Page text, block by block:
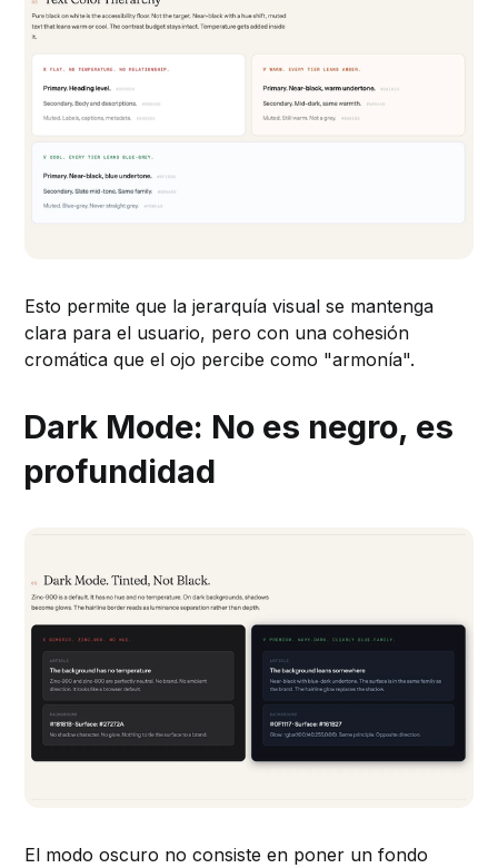
Esto permite que la jerarquía visual se mantenga
clara para el usuario, pero con una cohesión
cromática que el ojo percibe como "armonía".
Dark Mode: No es negro, es
profundidad
El modo oscuro no consiste en poner un fondo